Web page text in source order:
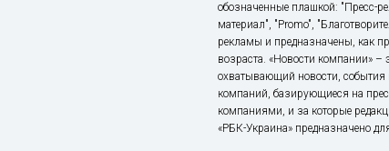
обозначенные плашкой: "Пресс-
материал", "Promo",
рекламы и предназначены, как
возраста. «Новости компании»
охватывающий новости, события
компаний, базирующиеся на
компаниями, и за которые
«РБК-Украина» предназначено